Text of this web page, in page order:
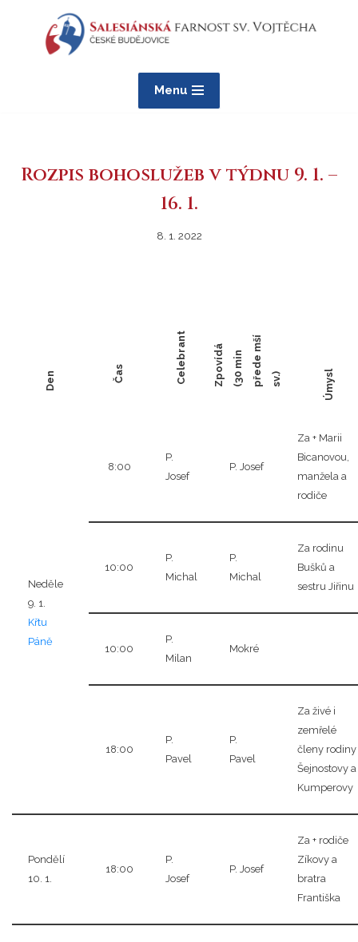
Přeskočit
Menu
Rozpis bohoslužeb v týdnu 9. 1. –
16. 1.
8. 1. 2022
Den Čas Celebrant Zpovídá (
3 0
m
i
n
p
ř
e
d
e
m
š í
s
v
. ) Úmysl
Neděle
9. 1.
Křtu
Páně
8:00
P.
Josef
P. Josef
Za + Marii
Bicanovou,
manžela a
rodiče
10:00
P.
Michal
P.
Michal
Za rodinu
Bušků a
sestru Jiřinu
10:00
P.
Milan
Mokré
18:00
P.
Pavel
P.
Pavel
Za živé i
zemřelé
členy rodiny
Šejnostovy a
Kumperovy
Pondělí
10. 1.
18:00
P.
Josef
P. Josef
Za + rodiče
Zíkovy a
bratra
Františka